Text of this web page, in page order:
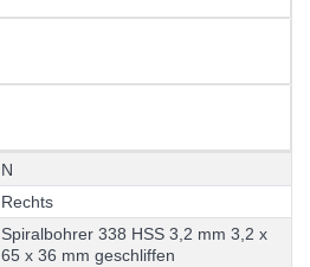
N
Rechts
Spiralbohrer 338 HSS 3,2 mm 3,2 x
65 x 36 mm geschliffen